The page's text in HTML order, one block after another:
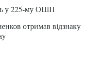
у 225-му ОШП
отримав відзнаку